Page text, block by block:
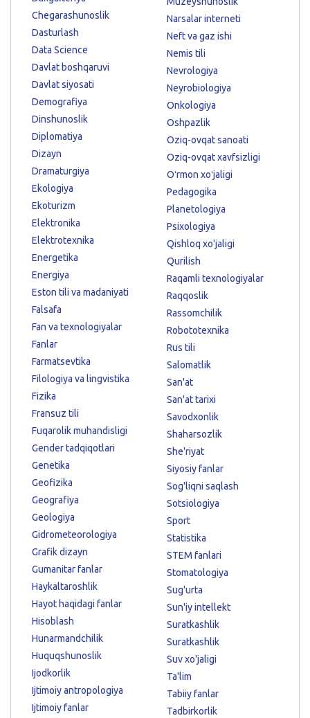
Chegarashunoslik
Dasturlash
Data Science
Davlat boshqaruvi
Davlat siyosati
Demografiya
Dinshunoslik
Diplomatiya
Dizayn
Dramaturgiya
Ekologiya
Ekoturizm
Elektronika
Elektrotexnika
Energetika
Energiya
Eston tili va madaniyati
Falsafa
Fan va texnologiyalar
Fanlar
Farmatsevtika
Filologiya va lingvistika
Fizika
Fransuz tili
Fuqarolik muhandisligi
Gender tadqiqotlari
Genetika
Geofizika
Geografiya
Geologiya
Gidrometeorologiya
Grafik dizayn
Gumanitar fanlar
Haykaltaroshlik
Hayot haqidagi fanlar
Hisoblash
Hunarmandchilik
Huquqshunoslik
Ijodkorlik
Ijtimoiy antropologiya
Ijtimoiy fanlar
Narsalar interneti
Neft va gaz ishi
Nemis tili
Nevrologiya
Neyrobiologiya
Onkologiya
Oshpazlik
Oziq-ovqat sanoati
Oziq-ovqat xavfsizligi
Oʻrmon xoʻjaligi
Pedagogika
Planetologiya
Psixologiya
Qishloq xo'jaligi
Qurilish
Raqamli texnologiyalar
Raqqoslik
Rassomchilik
Robototexnika
Rus tili
Salomatlik
San'at
San'at tarixi
Savodxonlik
Shaharsozlik
She'riyat
Siyosiy fanlar
Sog'liqni saqlash
Sotsiologiya
Sport
Statistika
STEM fanlari
Stomatologiya
Sug'urta
Sun'iy intellekt
Suratkashlik
Suratkashlik
Suv xo'jaligi
Ta'lim
Tabiiy fanlar
Tadbirkorlik